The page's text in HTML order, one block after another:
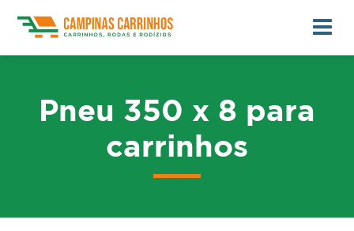
Pneu 350 x 8 para
carrinhos